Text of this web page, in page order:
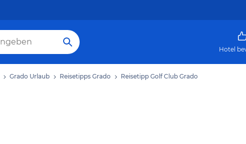
Hotel
Grado Urlaub Reisetipps Grado Reisetipp Golf Club Grado